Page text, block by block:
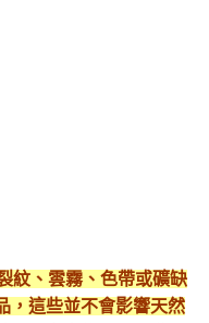
紋、雲霧、色帶或礦缺
，這些並不會影響天然